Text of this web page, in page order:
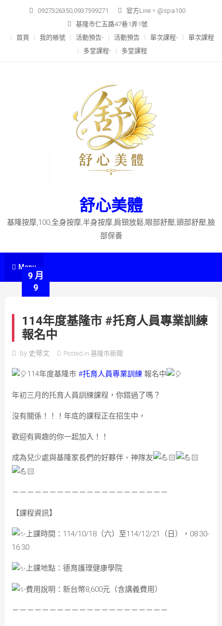
content
0927326350,0937599271
官方Line，@spa100
基隆市仁五路47巷1弄1號
首頁
我的帳號 活動預告- 活動預告 單次課程-
單次課程
多堂課程-
多堂課程
舒心美體
基隆按摩,100,全身按摩,半身按摩,肩頸放鬆,眼部舒壓,頭部舒壓,臉
部保養
Menu
9 月
9
114年度基隆市 #托育人員專業訓練
報名中
by 史蒂文 Posted in 基隆市新聞
114年度基隆市 #托育人員專業訓練報名中
年初三月的托育人員訓練課程，你錯過了嗎？
沒有關係！！！年底的課程正在招生中，
歡迎有興趣的你一起加入！！
成為兒少處與基隆家長們的好夥伴、神隊友
－－－－－－－－－－－－－－－－－－－－－
【課程資訊】
上課時間：114/10/18（六）至114/12/21（日），08:30-
16:30
上課地點：德育護理健康學院
費用說明：新台幣8,600元（含講義費用）
－－－－－－－－－－－－－－－－－－－－－